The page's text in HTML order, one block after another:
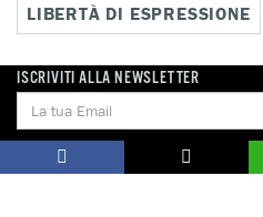
LIBERTÀ DI ESPRESSIONE
Notizie correlate per paese
EGITTO ITALIA
ISCRIVITI ALLA NEWSLETTER